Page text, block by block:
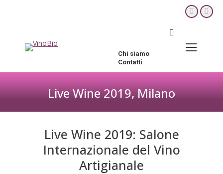
YouTube
in
window
Cerca:
Chi siamo
Contatti
Live Wine 2019, Milano
Live Wine 2019: Salone
Internazionale del Vino
Artigianale